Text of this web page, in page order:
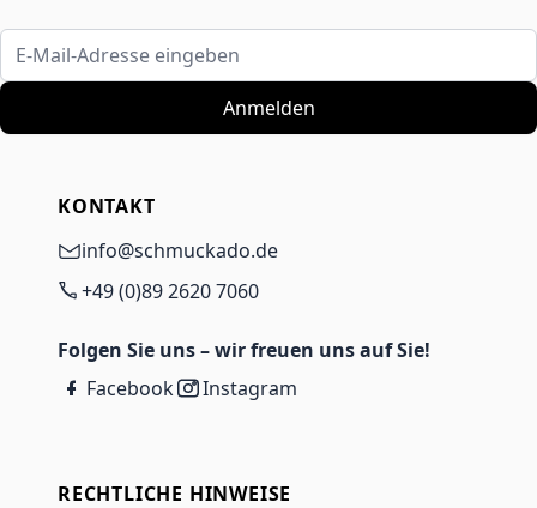
E-Mail-Adresse eingeben
Anmelden
KONTAKT
info@schmuckado.de
+49 (0)89 2620 7060
Folgen Sie uns – wir freuen uns auf Sie!
Facebook
Instagram
RECHTLICHE HINWEISE